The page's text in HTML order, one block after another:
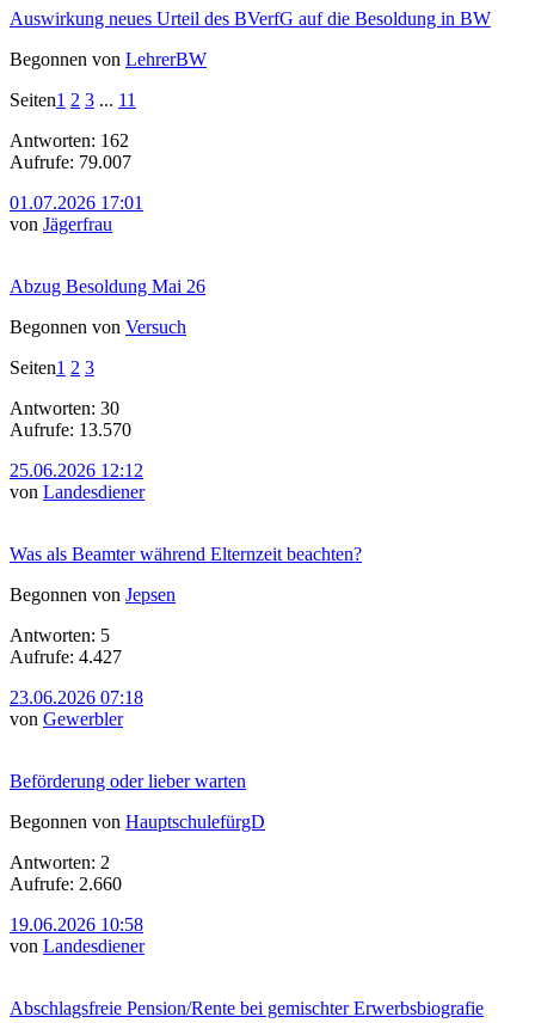
Auswirkung neues Urteil des BVerfG auf die Besoldung in BW
Begonnen von LehrerBW
Seiten1 2 3 ... 11
Antworten: 162
Aufrufe: 79.007
01.07.2026 17:01
von Jägerfrau
Abzug Besoldung Mai 26
Begonnen von Versuch
Seiten1 2 3
Antworten: 30
Aufrufe: 13.570
25.06.2026 12:12
von Landesdiener
Was als Beamter während Elternzeit beachten?
Begonnen von Jepsen
Antworten: 5
Aufrufe: 4.427
23.06.2026 07:18
von Gewerbler
Beförderung oder lieber warten
Begonnen von HauptschulefürgD
Antworten: 2
Aufrufe: 2.660
19.06.2026 10:58
von Landesdiener
Abschlagsfreie Pension/Rente bei gemischter Erwerbsbiografie